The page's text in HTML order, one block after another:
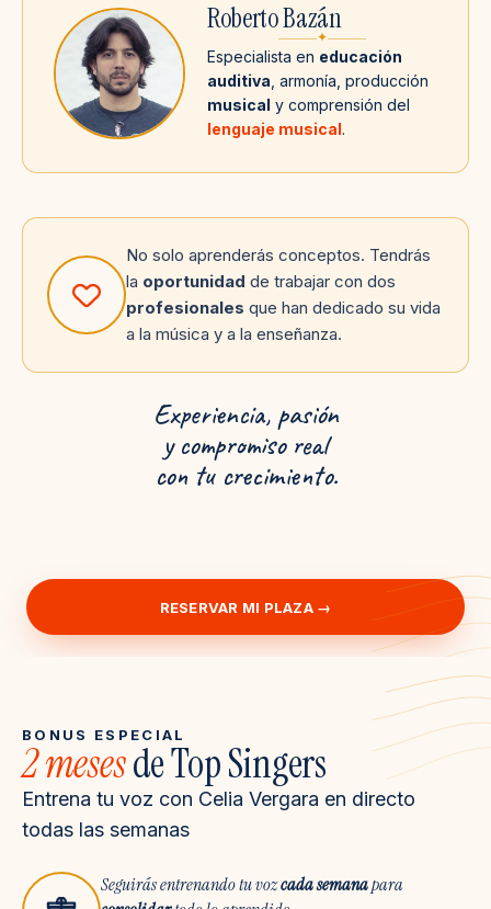
Roberto Bazán
✦
Especialista en educación
auditiva , armonía, producción
musical y comprensión del
lenguaje musical.
No solo aprenderás conceptos. Tendrás
la oportunidad de trabajar con dos
profesionales que han dedicado su vida
a la música y a la enseñanza.
Experiencia, pasión
y compromiso real
con tu crecimiento.
RESERVAR MI PLAZA →
BONUS ESPECIAL
2 mesesde Top Singers
Entrena tu voz con Celia Vergara en directo
todas las semanas
Seguirás entrenando tu vozcada semanapara